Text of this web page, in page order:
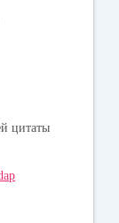
цитаты